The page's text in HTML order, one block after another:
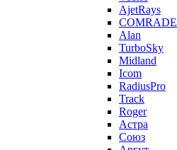
AjetRays
COMRADE
Alan
TurboSky
Midland
Icom
RadiusPro
Track
Roger
Астра
Союз